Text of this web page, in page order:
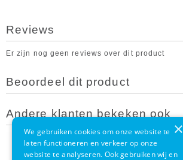
Reviews
Er zijn nog geen reviews over dit product
Beoordeel dit product
Andere klanten bekeken ook
×
We gebruiken cookies om onze website te
laten functioneren en verkeer op onze
website te analyseren. Ook gebruiken wij en